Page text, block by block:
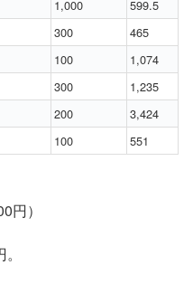
1,000
599.5
300
465
100
1,074
300
1,235
200
3,424
100 551
円）